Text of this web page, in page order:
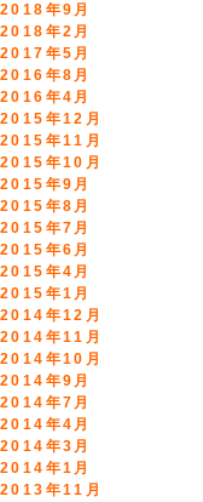
2018年9月
2018年2月
2017年5月
2016年8月
2016年4月
2015年12月
2015年11月
2015年10月
2015年9月
2015年8月
2015年7月
2015年6月
2015年4月
2015年1月
2014年12月
2014年11月
2014年10月
2014年9月
2014年7月
2014年4月
2014年3月
2014年1月
2013年11月